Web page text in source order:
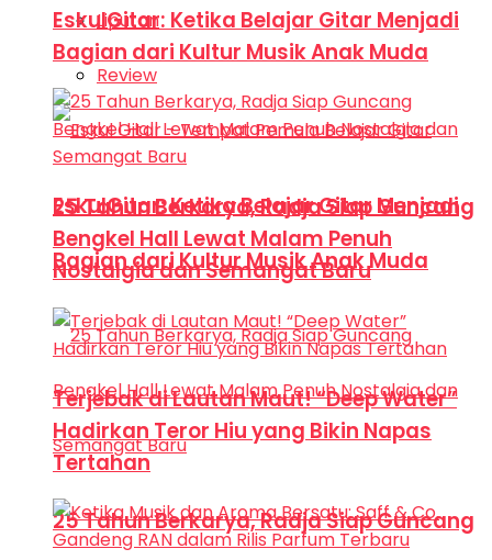
Liputan
Review
EskulGitar: Ketika Belajar Gitar Menjadi
Bagian dari Kultur Musik Anak Muda
25 Tahun Berkarya, Radja Siap Guncang
EskulGitar: Ketika Belajar Gitar Menjadi
Bagian dari Kultur Musik Anak Muda
25 Tahun Berkarya, Radja Siap Guncang
Bengkel Hall Lewat Malam Penuh
Nostalgia dan Semangat Baru
Terjebak di Lautan Maut! “Deep Water”
Hadirkan Teror Hiu yang Bikin Napas
Tertahan